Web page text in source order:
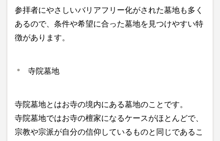
参拝者にやさしいバリアフリー化がされた墓地も多く
あるので、条件や希望に合った墓地を見つけやすい特
徴があります。
寺院墓地
寺院墓地とはお寺の境内にある墓地のことです。
寺院墓地ではお寺の檀家になるケースがほとんどで、
宗教や宗派が自分の信仰しているものと同じであるこ